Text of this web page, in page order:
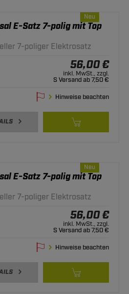
Neu
E-Satz 7-polig mit Top
7-poliger Elektrosatz
56,00 €
inkl. MwSt., zzgl.
S Versand ab 7,50 €
Hinweise beachten
Neu
E-Satz 7-polig mit Top
7-poliger Elektrosatz
56,00 €
inkl. MwSt., zzgl.
S Versand ab 7,50 €
Hinweise beachten